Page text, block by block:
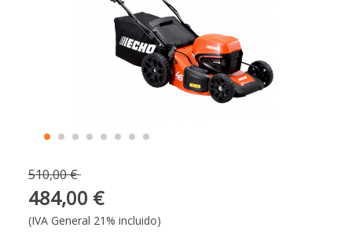
510,00 €
484,00 €
(IVA General 21% incluido)